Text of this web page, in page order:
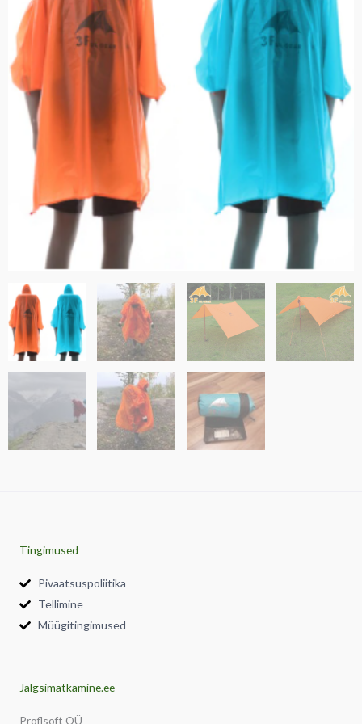
Tingimused
Pivaatsuspoliitika
Tellimine
Müügitingimused
Jalgsimatkamine.ee
Proflsoft OÜ